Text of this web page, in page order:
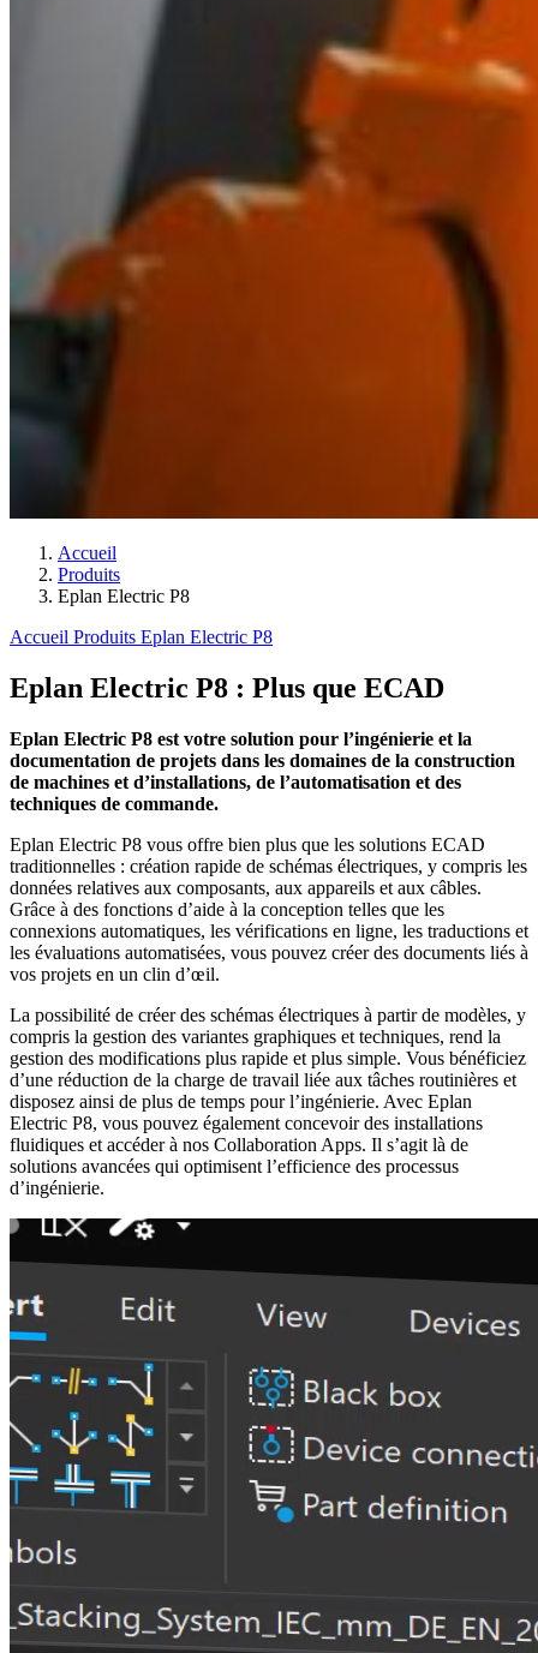
Accueil
Produits
Eplan Electric P8
Accueil Produits Eplan Electric P8
Eplan Electric P8 : Plus que ECAD
Eplan Electric P8 est votre solution pour l’ingénierie et la
documentation de projets dans les domaines de la construction
de machines et d’installations, de l’automatisation et des
techniques de commande.
Eplan Electric P8 vous offre bien plus que les solutions ECAD
traditionnelles : création rapide de schémas électriques, y compris les
données relatives aux composants, aux appareils et aux câbles.
Grâce à des fonctions d’aide à la conception telles que les
connexions automatiques, les vérifications en ligne, les traductions et
les évaluations automatisées, vous pouvez créer des documents liés à
vos projets en un clin d’œil.
La possibilité de créer des schémas électriques à partir de modèles, y
compris la gestion des variantes graphiques et techniques, rend la
gestion des modifications plus rapide et plus simple. Vous bénéficiez
d’une réduction de la charge de travail liée aux tâches routinières et
disposez ainsi de plus de temps pour l’ingénierie. Avec Eplan
Electric P8, vous pouvez également concevoir des installations
fluidiques et accéder à nos Collaboration Apps. Il s’agit là de
solutions avancées qui optimisent l’efficience des processus
d’ingénierie.